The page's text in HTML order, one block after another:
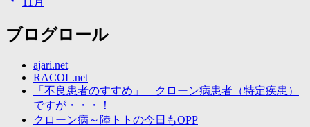
ブログロール
ajari.net
RACOL.net
「不良患者のすすめ」 クローン病患者（特定疾患）
ですが・・・！
クローン病～陸トトの今日もOPP